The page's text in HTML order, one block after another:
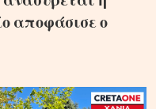
αποφάσισε ο